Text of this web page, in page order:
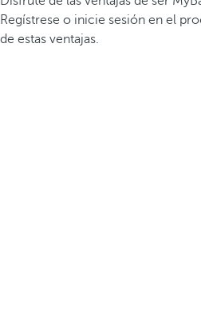
Regístrese o inicie sesión en el
de estas ventajas.